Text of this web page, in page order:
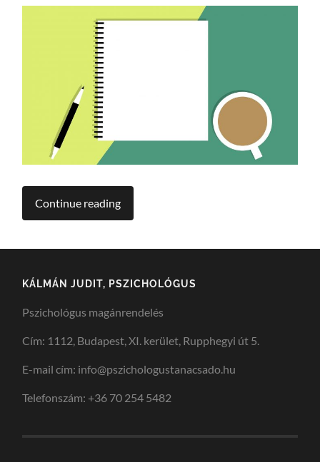
Continue reading
KÁLMÁN JUDIT, PSZICHOLÓGUS
Pszichológus magánrendelés
Cím: 1112, Budapest, XI. kerület, Rupphegyi út 5.
E-mail cím: info@pszichologustanacsado.hu
Telefonszám: +36 70 254 5482